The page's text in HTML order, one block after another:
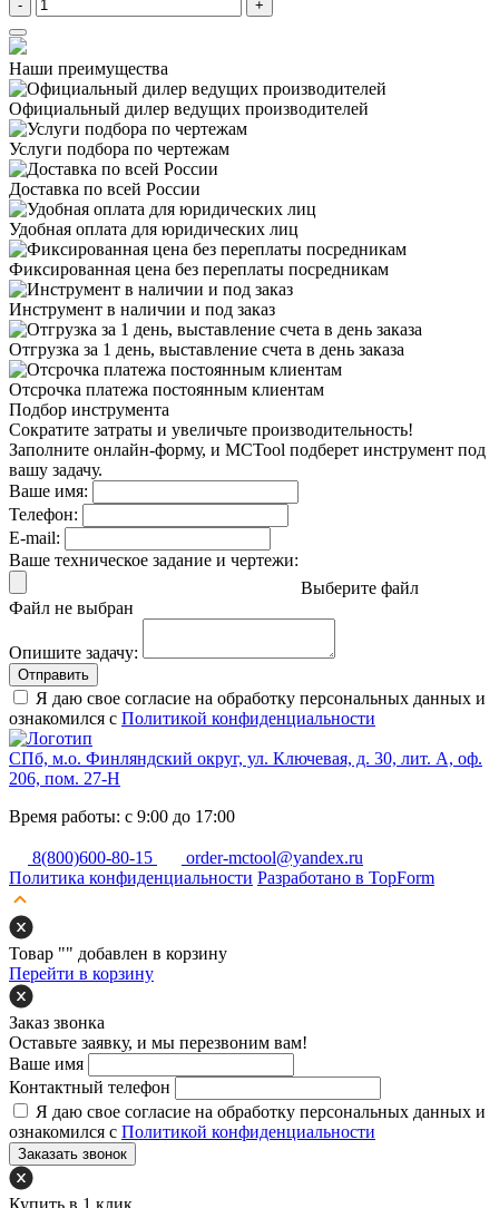
- +
Наши преимущества
Официальный дилер ведущих производителей
Услуги подбора по чертежам
Доставка по всей России
Удобная оплата для юридических лиц
Фиксированная цена без переплаты посредникам
Инструмент в наличии и под заказ
Отгрузка за 1 день, выставление счета в день заказа
Отсрочка платежа постоянным клиентам
Подбор инструмента
Сократите затраты и увеличьте производительность!
Заполните онлайн-форму, и MCTool подберет инструмент под
вашу задачу.
Ваше имя:
Телефон:
E-mail:
Ваше техническое задание и чертежи:
Выберите файл
Файл не выбран
Опишите задачу:
Отправить
Я даю свое согласие на обработку персональных данных и
ознакомился с Политикой конфиденциальности
СПб, м.о. Финляндский округ, ул. Ключевая, д. 30, лит. А, оф.
206, пом. 27-Н
Время работы: с 9:00 до 17:00
8(800)600-80-15
order-mctool@yandex.ru
Политика конфиденциальности Разработано в TopForm
Товар "" добавлен в корзину
Перейти в корзину
Заказ звонка
Оставьте заявку, и мы перезвоним вам!
Ваше имя
Контактный телефон
Я даю свое согласие на обработку персональных данных и
ознакомился с Политикой конфиденциальности
Заказать звонок